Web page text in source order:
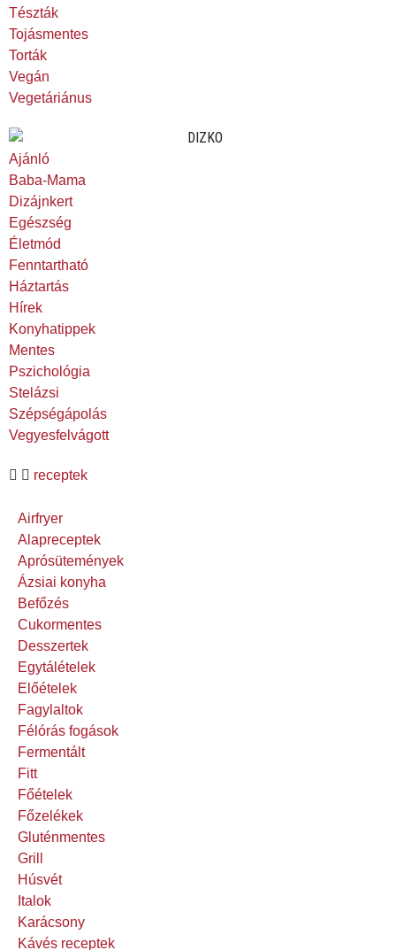
Tészták
Tojásmentes
Torták
Vegán
Vegetáriánus
Ajánló
Baba-Mama
Dizájnkert
Egészség
Életmód
Fenntartható
Háztartás
Hírek
Konyhatippek
Mentes
Pszichológia
Stelázsi
Szépségápolás
Vegyesfelvágott
receptek
Airfryer
Alapreceptek
Aprósütemények
Ázsiai konyha
Befőzés
Cukormentes
Desszertek
Egytálételek
Előételek
Fagylaltok
Félórás fogások
Fermentált
Fitt
Főételek
Főzelékek
Gluténmentes
Grill
Húsvét
Italok
Karácsony
Kávés receptek